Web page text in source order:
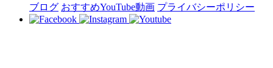
ブログ おすすめYouTube動画 プライバシーポリシー